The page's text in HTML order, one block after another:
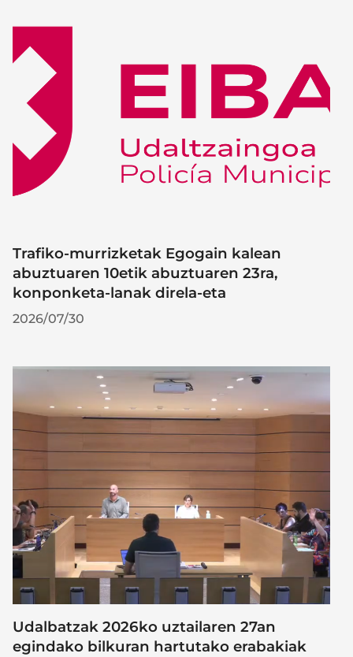
Trafiko-murrizketak Egogain kalean
abuztuaren 10etik abuztuaren 23ra,
konponketa-lanak direla-eta
2026/07/30
Udalbatzak 2026ko uztailaren 27an
egindako bilkuran hartutako erabakiak